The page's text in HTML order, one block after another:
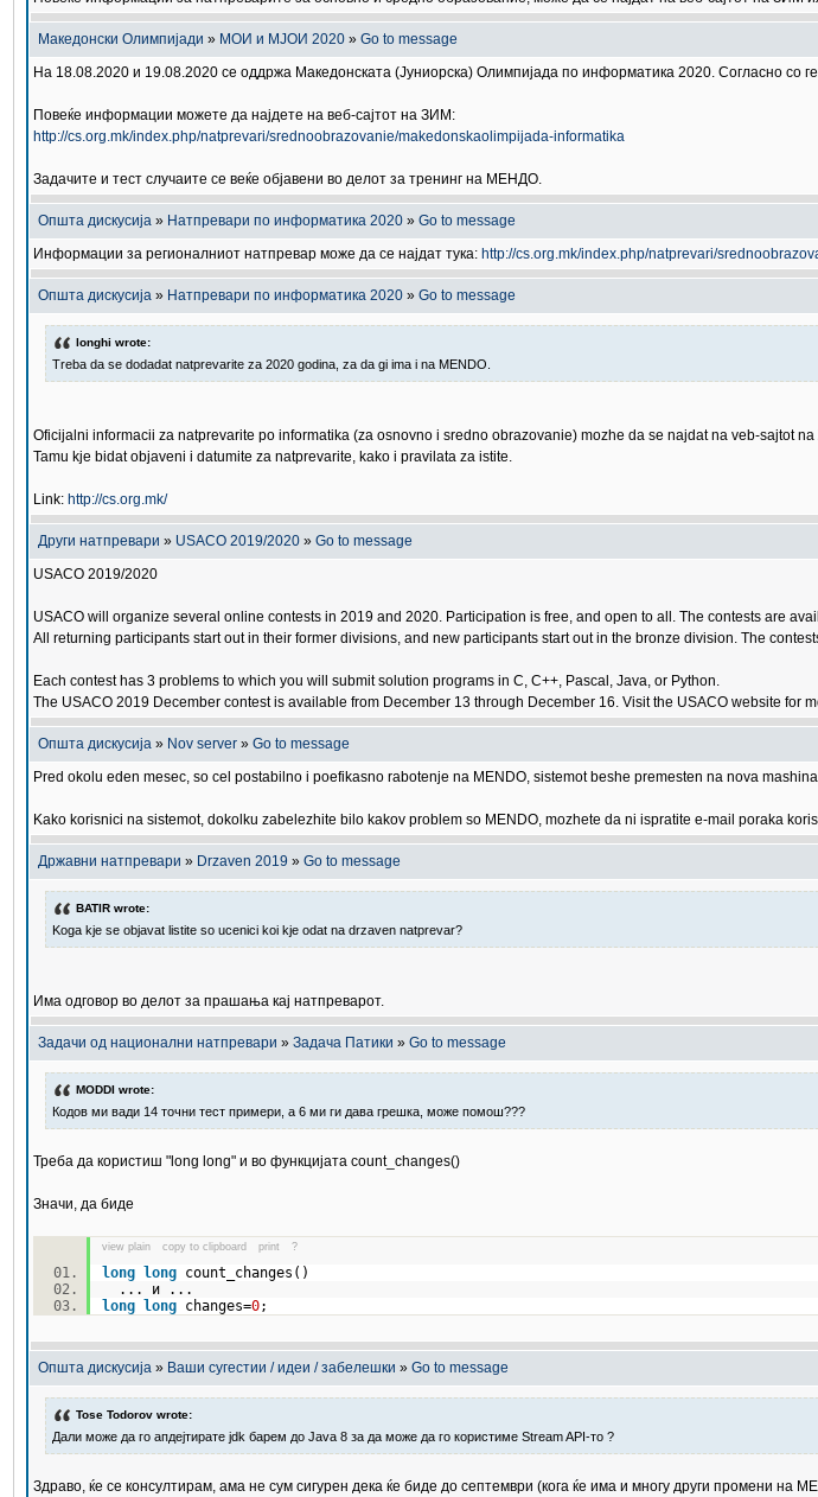
Македонски Олимпијади » МОИ и МЈОИ 2020 » Go to message
На 18.08.2020 и 19.08.2020 се оддржа Македонската (Јуниорска) Олимпијада по информатика 2020. Согласно
Повеќе информации можете да најдете на веб-сајтот на ЗИМ:
http://cs.org.mk/index.php/natprevari/srednoobrazovanie/makedonskaolimpijada-informatika
Задачите и тест случаите се веќе објавени во делот за тренинг на МЕНДО.
Општа дискусија » Натпревари по информатика 2020 » Go to message
Информации за регионалниот натпревар може да се најдат тука: http://cs.org.mk/index.php/natprevari/
Општа дискусија » Натпревари по информатика 2020 » Go to message
longhi wrote:
Treba da se dodadat natprevarite za 2020 godina, za da gi ima i na MENDO.
Oficijalni informacii za natprevarite po informatika (za osnovno i sredno obrazovanie) mozhe da se najdat na veb-sajtot na
Tamu kje bidat objaveni i datumite za natprevarite, kako i pravilata za istite.
Link: http://cs.org.mk/
Други натпревари » USACO 2019/2020 » Go to message
USACO 2019/2020
USACO will organize several online contests in 2019 and 2020. Participation is free, and open to all. The contests are
All returning participants start out in their former divisions, and new participants start out in the bronze division. The
Each contest has 3 problems to which you will submit solution programs in C, C++, Pascal, Java, or Python.
The USACO 2019 December contest is available from December 13 through December 16. Visit the USACO website for
Општа дискусија » Nov server » Go to message
Pred okolu eden mesec, so cel postabilno i poefikasno rabotenje na MENDO, sistemot beshe premesten na nova
Kako korisnici na sistemot, dokolku zabelezhite bilo kakov problem so MENDO, mozhete da ni ispratite e-mail poraka
Државни натпревари » Drzaven 2019 » Go to message
BATIR wrote:
Koga kje se objavat listite so ucenici koi kje odat na drzaven natprevar?
Има одговор во делот за прашања кај натпреварот.
Задачи од национални натпревари » Задача Патики » Go to message
MODDI wrote:
Кодов ми вади 14 точни тест примери, а 6 ми ги дава грешка, може помош???
Треба да користиш "long long" и во функцијата count_changes()
Значи, да биде
view plain copy to clipboard print ?
long long count_changes()
... и ...
long long changes=0;
Општа дискусија » Ваши сугестии / идеи / забелешки » Go to message
Tose Todorov wrote:
Дали може да го апдејтирате jdk барем до Java 8 за да може да го користиме Stream API-то ?
Здраво, ќе се консултирам, ама не сум сигурен дека ќе биде до септември (кога ќе има и многу други промени на